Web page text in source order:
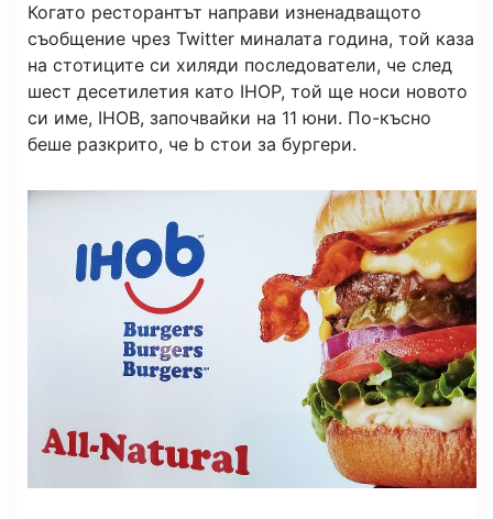
Когато ресторантът направи изненадващото
съобщение чрез Twitter миналата година, той каза
на стотиците си хиляди последователи, че след
шест десетилетия като IHOP, той ще носи новото
си име, IHOB, започвайки на 11 юни. По-късно
беше разкрито, че b стои за бургери.